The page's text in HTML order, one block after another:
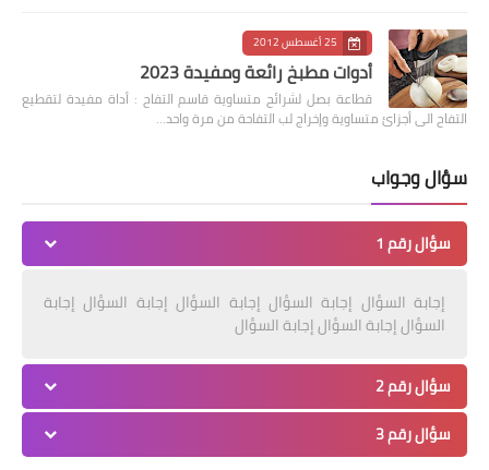
25 أغسطس 2012
أدوات مطبخ رائعة ومفيدة 2023
قطاعة بصل لشرائح متساوية قاسم التفاح : أداة مفيدة لتقطيع
التفاح الى أجزائ متساوية وإخراج لب التفاحة من مرة واحد…
سؤال وجواب
سؤال رقم 1
إجابة السؤال إجابة السؤال إجابة السؤال إجابة السؤال إجابة
السؤال إجابة السؤال إجابة السؤال
سؤال رقم 2
سؤال رقم 3